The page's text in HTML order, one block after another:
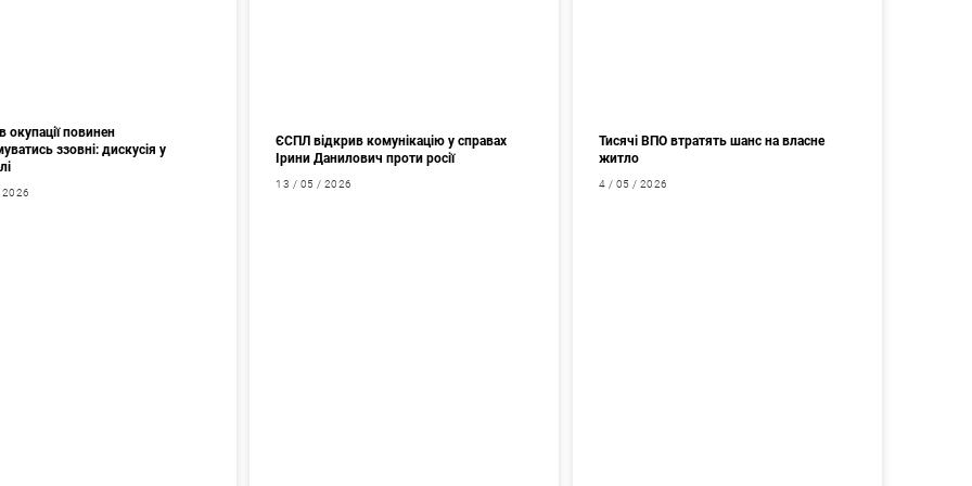
окупації повинен
ззовні: дискусія у
ЄСПЛ відкрив комунікацію у справах
Ірини Данилович проти росії
13 / 05 / 2026
Тисячі ВПО втратять шанс на власне
житло
4 / 05 / 2026